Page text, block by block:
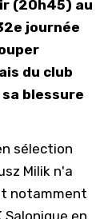
(20h45) au
journée
du club
blessure
sélection
Milik n'a
notamment
en